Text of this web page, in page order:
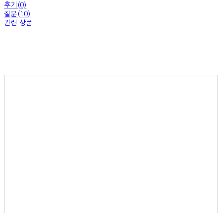
후기(0)
질문(10)
관련 상품